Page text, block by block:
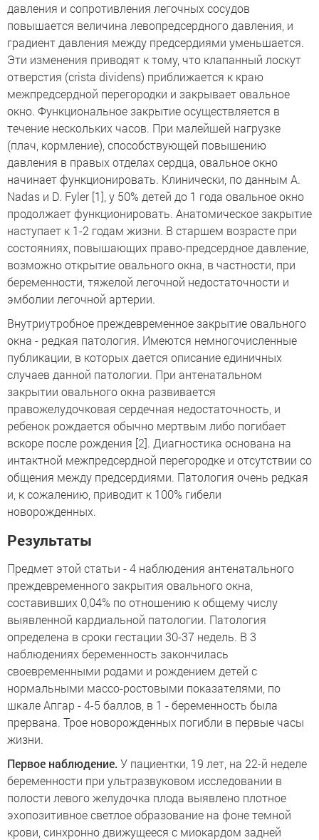
давления и сопротивления легочных сосудов
повышается величина левопредсердного давления, и
градиент давления между предсердиями уменьшается.
Эти изменения приводят к тому, что клапанный лоскут
отверстия (сrista dividens) приближается к краю
межпредсердной перегородки и закрывает овальное
окно. Функциональное закрытие осуществляется в
течение нескольких часов. При малейшей нагрузке
(плач, кормление), способствующей повышению
давления в правых отделах сердца, овальное окно
начинает функционировать. Клинически, по данным А.
Nadas и D. Fyler [1], у 50% детей до 1 года овальное окно
продолжает функционировать. Анатомическое закрытие
наступает к 1-2 годам жизни. В старшем возрасте при
состояниях, повышающих право-предсердное давление,
возможно открытие овального окна, в частности, при
беременности, тяжелой легочной недостаточности и
эмболии легочной артерии.
Внутриутробное преждевременное закрытие овального
окна - редкая патология. Имеются немногочисленные
публикации, в которых дается описание единичных
случаев данной патологии. При антенатальном
закрытии овального окна развивается
правожелудочковая сердечная недостаточность, и
ребенок рождается обычно мертвым либо погибает
вскоре после рождения [2]. Диагностика основана на
интактной межпредсердной перегородке и отсутствии со
общения между предсердиями. Патология очень редкая
и, к сожалению, приводит к 100% гибели
новорожденных.
Результаты
Предмет этой статьи - 4 наблюдения антенатального
преждевременного закрытия овального окна,
составивших 0,04% по отношению к общему числу
выявленной кардиальной патологии. Патология
определена в сроки гестации 30-37 недель. В 3
наблюдениях беременность закончилась
своевременными родами и рождением детей с
нормальными массо-ростовыми показателями, по
шкале Апгар - 4-5 баллов, в 1 - беременность была
прервана. Трое новорожденных погибли в первые часы
жизни.
Первое наблюдение. У пациентки, 19 лет, на 22-й неделе
беременности при ультразвуковом исследовании в
полости левого желудочка плода выявлено плотное
эхопозитивное светлое образование на фоне темной
крови, синхронно движущееся с миокардом задней